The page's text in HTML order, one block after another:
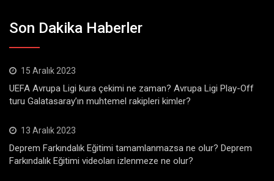
Son Dakika Haberler
15 Aralık 2023
UEFA Avrupa Ligi kura çekimi ne zaman? Avrupa Ligi Play-Off
turu Galatasaray’ın muhtemel rakipleri kimler?
13 Aralık 2023
Deprem Farkındalık Eğitimi tamamlanmazsa ne olur? Deprem
Farkındalık Eğitimi videoları izlenmeze ne olur?